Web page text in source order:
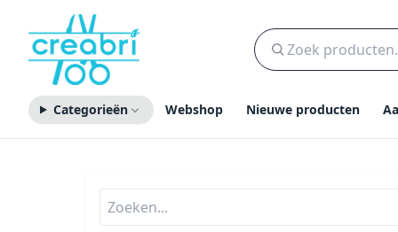
Categorieën Webshop Nieuwe producten